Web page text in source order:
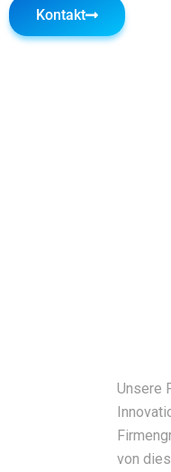
Kontakt
Unsere
von